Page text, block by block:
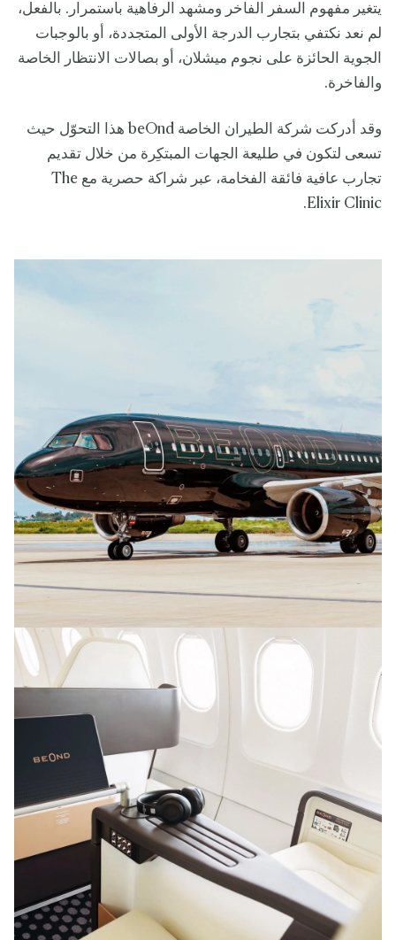
يتغير مفهوم السفر الفاخر ومشهد الرفاهية باستمرار. بالفعل،
لم نعد نكتفي بتجارب الدرجة الأولى المتجددة، أو بالوجبات
الجوية الحائزة على نجوم ميشلان، أو بصالات الانتظار الخاصة
والفاخرة.
وقد أدركت شركة الطيران الخاصة beOnd هذا التحوّل حيث
تسعى لتكون في طليعة الجهات المبتكِرة من خلال تقديم
تجارب عافية فائقة الفخامة، عبر شراكة حصرية مع The
Elixir Clinic.